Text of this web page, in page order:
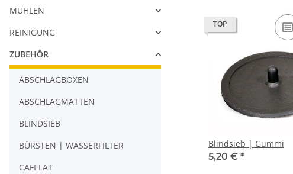
TOP
Blindsieb | Gummi
5,20 € *
MÜHLEN
REINIGUNG
ZUBEHÖR
ABSCHLAGBOXEN
ABSCHLAGMATTEN
BLINDSIEB
BÜRSTEN | WASSERFILTER
CAFELAT